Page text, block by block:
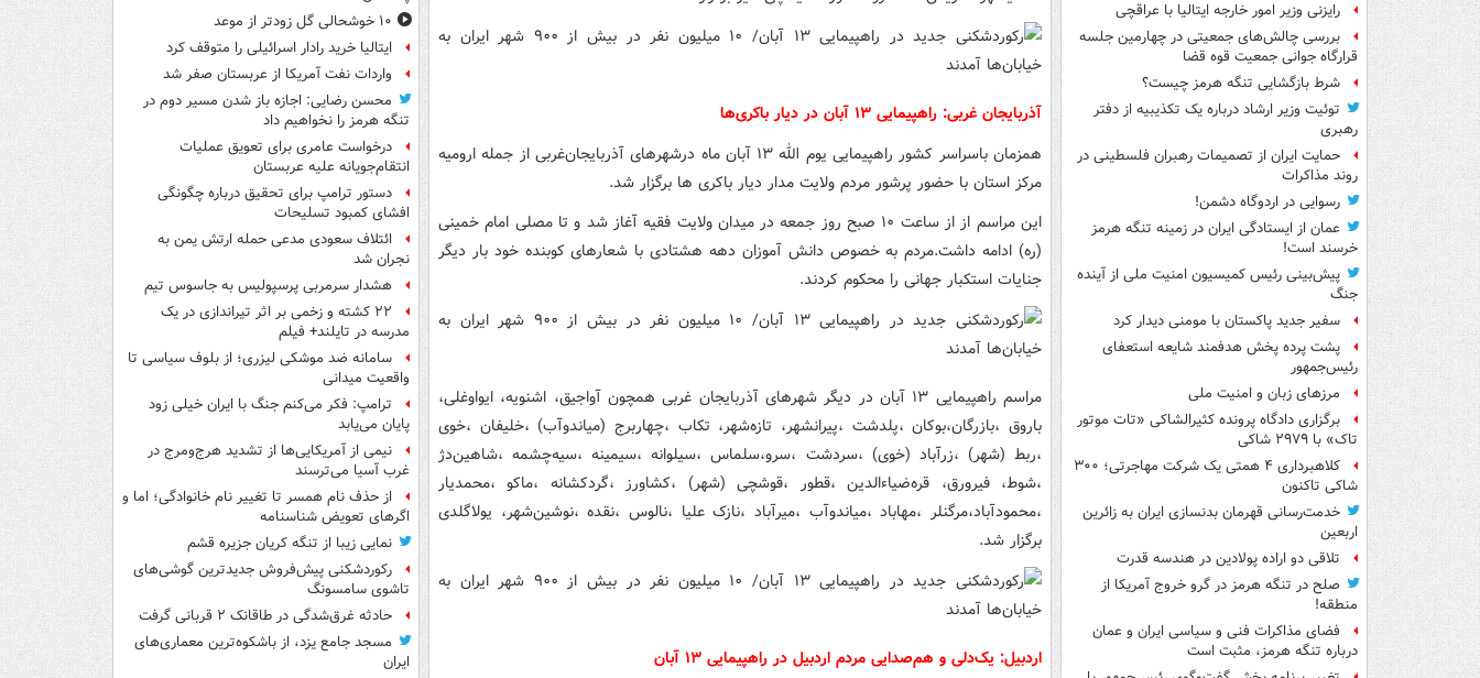
رایزنی وزیر امور خارجه ایتالیا با عراقچی
بررسی چالش‌های جمعیتی در چهارمین جلسه
قرارگاه جوانی جمعیت قوه قضا
شرط بازگشایی تنگه هرمز چیست؟
توئیت وزیر ارشاد درباره یک تکذیبیه از دفتر
رهبری
حمایت ایران از تصمیمات رهبران فلسطینی در
روند مذاکرات
رسوایی در اردوگاه دشمن!
عمان از ایستادگی ایران در زمینه تنگه هرمز
خرسند است!
پیش‌بینی رئیس کمیسیون امنیت ملی از آینده
جنگ
سفیر جدید پاکستان با مومنی دیدار کرد
پشت پرده پخش هدفمند شایعه استعفای
رئیس‌جمهور
مرزهای زبان و امنیت ملی
برگزاری دادگاه پرونده کثیرالشاکی «تات موتور
تاک» با ۲۹۷۹ شاکی
کلاهبرداری ۴ همتی یک شرکت مهاجرتی؛ ۳۰۰
شاکی تاکنون
خدمت‌رسانی قهرمان بدنسازی ایران به زائرین
اربعین
تلاقی دو اراده پولادین در هندسه قدرت
صلح در تنگه هرمز در گرو خروج آمریکا از
منطقه!
فضای مذاکرات فنی و سیاسی ایران و عمان
درباره تنگه هرمز، مثبت است
آذربایجان غربی: راهپیمایی ۱۳ آبان در دیار باکری‌ها
همزمان باسراسر کشور راهپیمایی یوم الله ۱۳ آبان ماه درشهرهای آذربایجان‌غربی از جمله ارومیه
مرکز استان با حضور پرشور مردم ولایت مدار دیار باکری ها برگزار شد.
این مراسم از از ساعت ۱۰ صبح روز جمعه در میدان ولایت فقیه آغاز شد و تا مصلی امام خمینی
(ره) ادامه داشت.مردم به خصوص دانش آموزان دهه هشتادی با شعارهای کوبنده خود بار دیگر
جنایات استکبار جهانی را محکوم کردند.
مراسم راهپیمایی ۱۳ آبان در دیگر شهرهای آذربایجان غربی همچون آواجیق، اشنویه، ایواوغلی،
باروق ،بازرگان،بوکان ،پلدشت ،پیرانشهر، تازه‌شهر، تکاب ،چهاربرج (میاندوآب) ،خلیفان ،خوی
،ربط (شهر) ،زرآباد (خوی) ،سردشت ،سرو،سلماس ،سیلوانه ،سیمینه ،سیه‌چشمه ،شاهین‌دژ
،شوط، فیرورق، قره‌ضیاءالدین ،قطور ،قوشچی (شهر) ،کشاورز ،گردکشانه ،ماکو ،محمدیار
،محمودآباد،مرگنلر ،مهاباد ،میاندوآب ،میرآباد ،نازک علیا ،نالوس ،نقده ،نوشین‌شهر، یولاگلدی
برگزار شد.
اردبیل: یک‌دلی و هم‌صدایی مردم اردبیل در راهپیمایی ۱۳ آبان
۱۰ خوشحالی گل زودتر از موعد
ایتالیا خرید رادار اسرائیلی را متوقف کرد
واردات نفت آمریکا از عربستان صفر شد
محسن رضایی: اجازه باز شدن مسیر دوم در
تنگه هرمز را نخواهیم داد
درخواست عامری برای تعویق عملیات
انتقام‌جویانه علیه عربستان
دستور ترامپ برای تحقیق درباره چگونگی
افشای کمبود تسلیحات
ائتلاف سعودی مدعی حمله ارتش یمن به
نجران شد
هشدار سرمربی پرسپولیس به جاسوس تیم
۲۲ کشته و زخمی بر اثر تیراندازی در یک
مدرسه در تایلند+ فیلم
سامانه ضد موشکی لیزری؛ از بلوف سیاسی تا
واقعیت میدانی
ترامپ: فکر می‌کنم جنگ با ایران خیلی زود
پایان می‌یابد
نیمی از آمریکایی‌ها از تشدید هرج‌ومرج در
غرب آسیا می‌ترسند
از حذف نام همسر تا تغییر نام خانوادگی؛ اما و
اگرهای تعویض شناسنامه
نمایی زیبا از تنگه کریان جزیره قشم
رکوردشکنی پیش‌فروش جدیدترین گوشی‌های
تاشوی سامسونگ
حادثه غرق‌شدگی در طاقانک ۲ قربانی گرفت
مسجد جامع یزد، از باشکوه‌ترین معماری‌های
ایران